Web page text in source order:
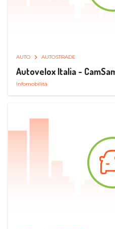
AUTO AUTOSTRADE
Autovelox Italia -
Infomobilità